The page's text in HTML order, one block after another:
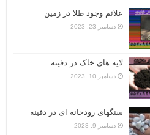
علائم وجود طلا در زمین
دسامبر 23, 2023
لایه های خاک در دفینه
دسامبر 10, 2023
سنگهای رودخانه ای در دفینه
دسامبر 9, 2023